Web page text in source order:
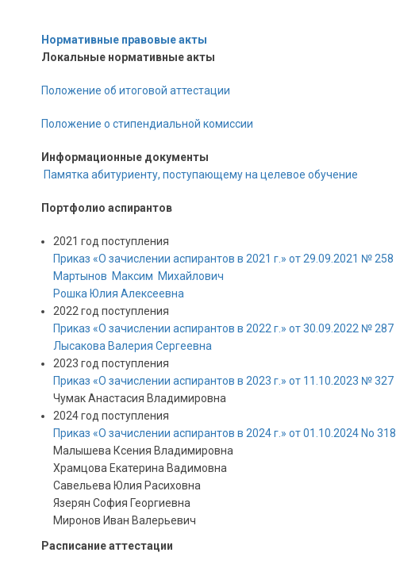
Нормативные правовые акты
Локальные нормативные акты
Положение об итоговой аттестации
Положение о стипендиальной комиссии
Информационные документы
Памятка абитуриенту, поступающему на целевое обучение
Портфолио аспирантов
2021 год поступления
Приказ «О зачислении аспирантов в 2021 г.» от 29.09.2021 № 258
Мартынов Максим Михайлович
Рошка Юлия Алексеевна
2022 год поступления
Приказ «О зачислении аспирантов в 2022 г.» от 30.09.2022 № 287
Лысакова Валерия Сергеевна
2023 год поступления
Приказ «О зачислении аспирантов в 2023 г.» от 11.10.2023 № 327
Чумак Анастасия Владимировна
2024 год поступления
Приказ «О зачислении аспирантов в 2024 г.» от 01.10.2024 No 318
Малышева Ксения Владимировна
Храмцова Екатерина Вадимовна
Савельева Юлия Расиховна
Язерян София Георгиевна
Миронов Иван Валерьевич
Расписание аттестации